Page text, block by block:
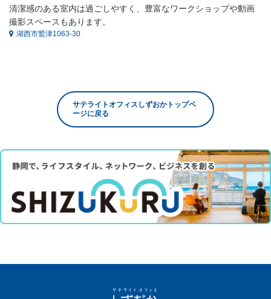
清潔感のある室内は過ごしやすく、豊富なワークショップや動画
撮影スペースもあります。
湖西市鷲津1063-30
サテライトオフィスしずおかトップペ
ージに戻る